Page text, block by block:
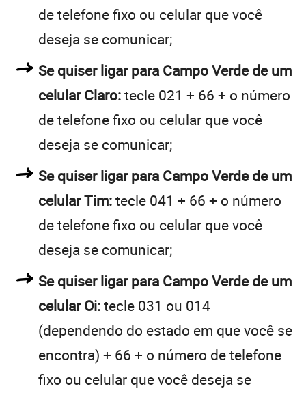
de telefone fixo ou celular que você
deseja se comunicar;
Se quiser ligar para Campo Verde de um
celular Claro:tecle 021 + 66 + o número
de telefone fixo ou celular que você
deseja se comunicar;
Se quiser ligar para Campo Verde de um
celular Tim:tecle 041 + 66 + o número
de telefone fixo ou celular que você
deseja se comunicar;
Se quiser ligar para Campo Verde de um
celular Oi:tecle 031 ou 014
(dependendo do estado em que você se
encontra) + 66 + o número de telefone
fixo ou celular que você deseja se